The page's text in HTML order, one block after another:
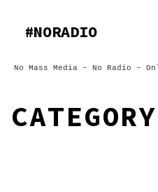
#NORADIO
No Mass Media – No Radio –